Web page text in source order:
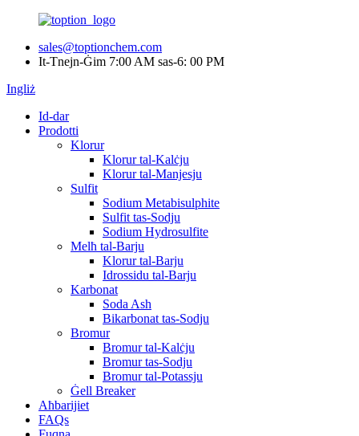
sales@toptionchem.com
It-Tnejn-Ġim 7:00 AM sas-6: 00 PM
Ingliż
Id-dar
Prodotti
Klorur
Klorur tal-Kalċju
Klorur tal-Manjesju
Sulfit
Sodium Metabisulphite
Sulfit tas-Sodju
Sodium Hydrosulfite
Melħ tal-Barju
Klorur tal-Barju
Idrossidu tal-Barju
Karbonat
Soda Ash
Bikarbonat tas-Sodju
Bromur
Bromur tal-Kalċju
Bromur tas-Sodju
Bromur tal-Potassju
Ġell Breaker
Aħbarijiet
FAQs